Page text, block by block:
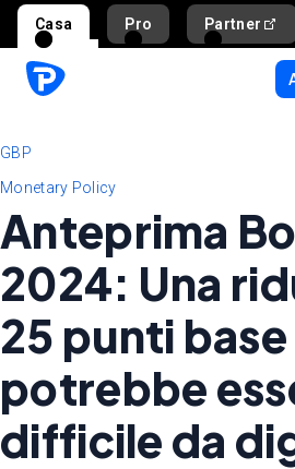
Casa Pro Partner
GBP
Monetary Policy
Anteprima
2024: Una
25 punti base
potrebbe
difficile da